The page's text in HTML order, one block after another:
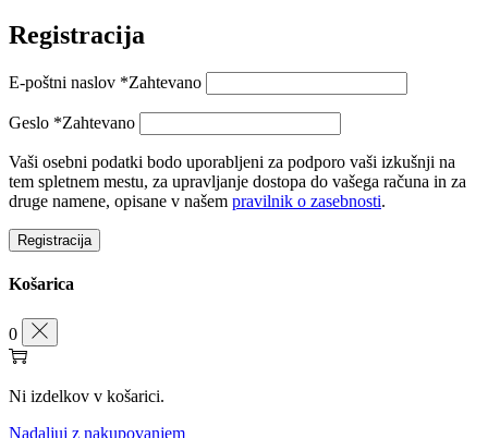
Registracija
E-poštni naslov *Zahtevano
Geslo *Zahtevano
Vaši osebni podatki bodo uporabljeni za podporo vaši izkušnji na
tem spletnem mestu, za upravljanje dostopa do vašega računa in za
druge namene, opisane v našem pravilnik o zasebnosti.
Registracija
Košarica
0
Ni izdelkov v košarici.
Nadaljuj z nakupovanjem